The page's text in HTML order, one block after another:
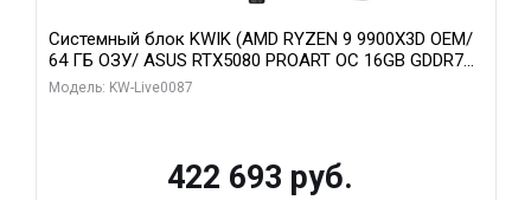
Системный блок KWIK (AMD RYZEN 9 9900X3D OEM/
64 ГБ ОЗУ/ ASUS RTX5080 PROART OC 16GB GDDR7
256bit Type-C DP 2/ 1 ТБ SSD)
Модель: KW-Live0087
422 693 руб.